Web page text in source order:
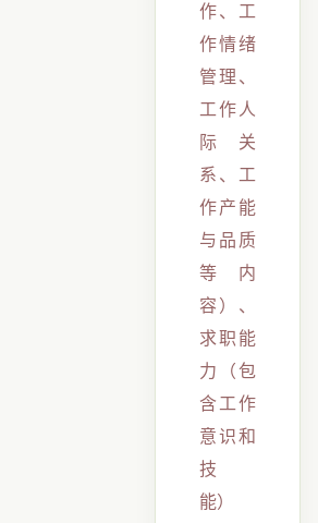
作、工
作情绪
管理、
工作人
际关
系、工
作产能
与品质
等内
容）、
求职能
力（包
含工作
意识和
技
能）